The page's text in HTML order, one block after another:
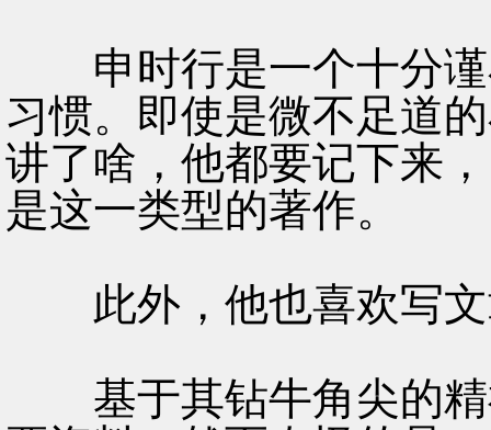
申时行是一个十分谨
习惯。即使是微不足道
讲了啥，他都要记下来
是这一类型的著作。
此外，他也喜欢写文
基于其钻牛角尖的精